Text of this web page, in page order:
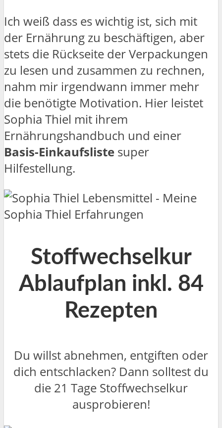
Ich weiß dass es wichtig ist, sich mit
der Ernährung zu beschäftigen, aber
stets die Rückseite der Verpackungen
zu lesen und zusammen zu rechnen,
nahm mir irgendwann immer mehr
die benötigte Motivation. Hier leistet
Sophia Thiel mit ihrem
Ernährungshandbuch und einer
Basis-Einkaufsliste super
Hilfestellung.
Stoffwechselkur
Ablaufplan inkl. 84
Rezepten
Du willst abnehmen, entgiften oder
dich entschlacken? Dann solltest du
die 21 Tage Stoffwechselkur
ausprobieren!